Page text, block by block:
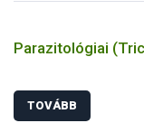
Parazitológiai
TOVÁBB